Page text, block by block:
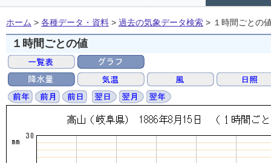
ホーム > 各種データ・資料 > 過去の気象データ検索 > １時間ごとの
１時間ごとの値